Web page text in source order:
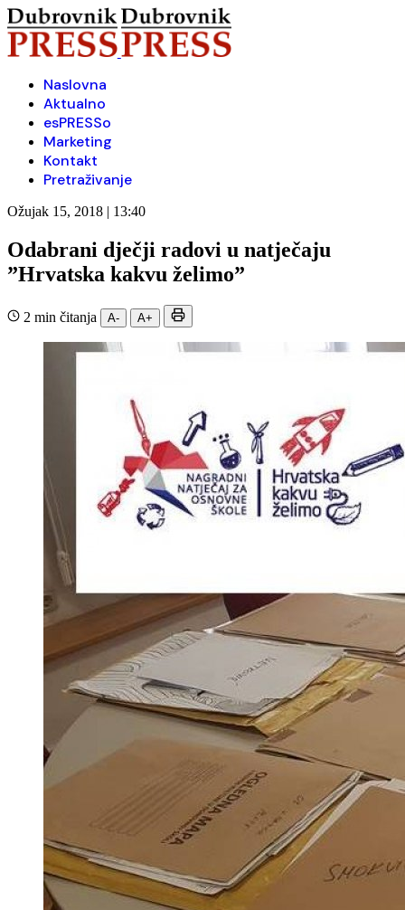
Naslovna
Aktualno
esPRESSo
Marketing
Kontakt
Pretraživanje
Ožujak 15, 2018 | 13:40
Odabrani dječji radovi u natječaju
”Hrvatska kakvu želimo”
2 min čitanja A- A+